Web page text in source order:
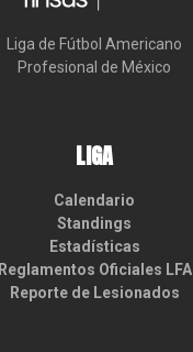
Liga de Fútbol Americano
Profesional de México
LIGA
Calendario
Standings
Estadísticas
Reglamentos Oficiales LFA
Reporte de Lesionados